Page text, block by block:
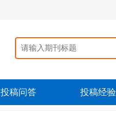
投稿问答 投稿经验